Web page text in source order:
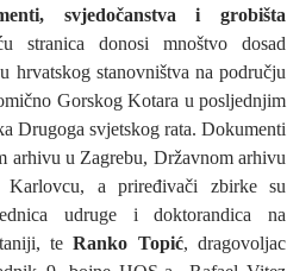
svjedočanstva i grobišta
stranica donosi mnoštvo dosad
hrvatskog stanovništva na području
Gorskog Kotara u posljednjim
Drugoga svjetskog rata. Dokumenti
arhivu u Zagrebu, Državnom arhivu
a priređivači zbirke su
udruge i doktorandica na
teRanko Topić, dragovoljac